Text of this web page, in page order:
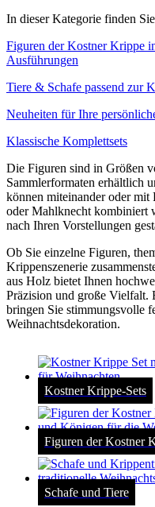
In dieser Kategorie finden
Figuren der Kostner Krippe
Ausführungen
Tiere & Schafe passend zur
Neuheiten für Ihre
Klassische Komplettsets
Die Figuren sind in Größen
Sammlerformaten erhältlich
können miteinander oder mit
oder Mahlknecht kombiniert
nach Ihren Vorstellungen
Ob Sie einzelne Figuren,
Krippenszenerie
aus Holz bietet Ihnen
Präzision und große Vielfalt.
bringen Sie stimmungsvolle
Weihnachtsdekoration.
Kostner Krippe-Sets
Figuren der Kostner
Schafe und Tiere